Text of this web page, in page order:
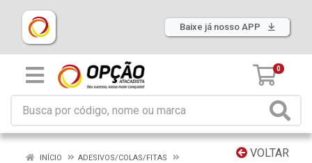
Baixe já nosso APP
0
VOLTAR
INÍCIO
ADESIVOS/COLAS/FITAS